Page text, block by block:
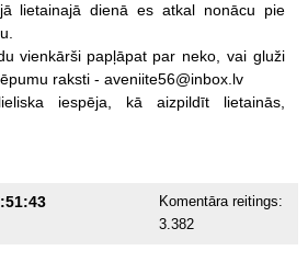
lietainajā dienā es atkal nonācu
pie
vienkārši papļāpat par neko, vai gluži
raksti - aveniite56@inbox.lv
lieliska iespēja, kā aizpildīt
lietainās,
Komentāra reitings:
3.382